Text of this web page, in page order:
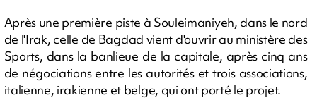
Après une première piste à Souleimaniyeh, dans le nord
de l'Irak, celle de Bagdad vient d'ouvrir au ministère des
Sports, dans la banlieue de la capitale, après cinq ans
de négociations entre les autorités et trois associations,
italienne, irakienne et belge, qui ont porté le projet.